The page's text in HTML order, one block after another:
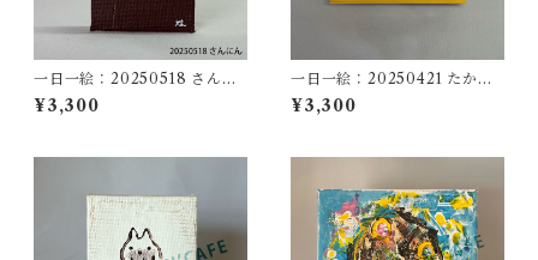
一日一絵：20250518 さんに
ん
¥3,300
一日一絵：20250421 たから
もの
¥3,300